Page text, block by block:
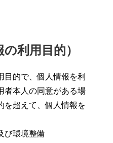
利用目的）
目的で、個人情報を利
者本人の同意がある場
を超えて、個人情報を
び環境整備